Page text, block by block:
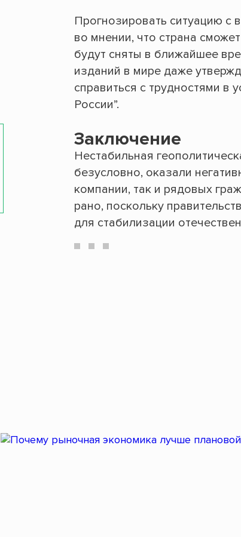
Прогнозировать ситуацию с
во мнении, что страна
будут сняты в ближайшее
изданий в мире даже
справиться с трудностями в
России”.
Заключение
Нестабильная
безусловно, оказали
компании, так и рядовых
рано, поскольку
для стабилизации